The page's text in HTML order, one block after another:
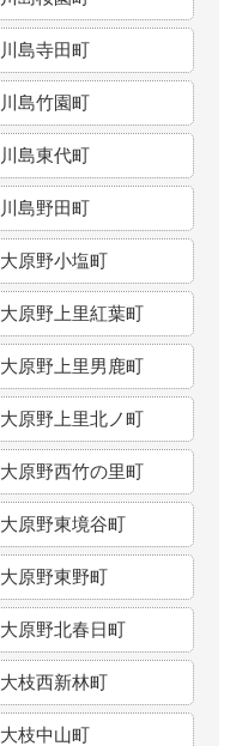
川島寺田町
川島竹園町
川島東代町
川島野田町
大原野小塩町
大原野上里紅葉町
大原野上里男鹿町
大原野上里北ノ町
大原野西竹の里町
大原野東境谷町
大原野東野町
大原野北春日町
大枝西新林町
大枝中山町